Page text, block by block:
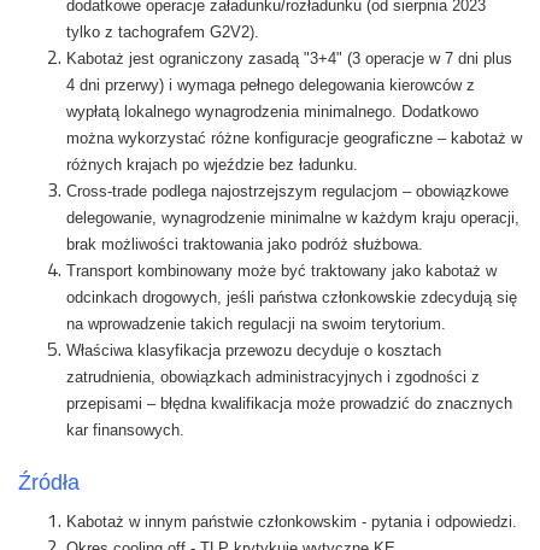
dodatkowe operacje załadunku/rozładunku (od sierpnia 2023
tylko z tachografem G2V2).
Kabotaż jest ograniczony zasadą "3+4" (3 operacje w 7 dni plus
4 dni przerwy) i wymaga pełnego delegowania kierowców z
wypłatą lokalnego wynagrodzenia minimalnego. Dodatkowo
można wykorzystać różne konfiguracje geograficzne – kabotaż w
różnych krajach po wjeździe bez ładunku.
Cross-trade podlega najostrzejszym regulacjom – obowiązkowe
delegowanie, wynagrodzenie minimalne w każdym kraju operacji,
brak możliwości traktowania jako podróż służbowa.
Transport kombinowany może być traktowany jako kabotaż w
odcinkach drogowych, jeśli państwa członkowskie zdecydują się
na wprowadzenie takich regulacji na swoim terytorium.
Właściwa klasyfikacja przewozu decyduje o kosztach
zatrudnienia, obowiązkach administracyjnych i zgodności z
przepisami – błędna kwalifikacja może prowadzić do znacznych
kar finansowych.
Źródła
Kabotaż w innym państwie członkowskim - pytania i odpowiedzi.